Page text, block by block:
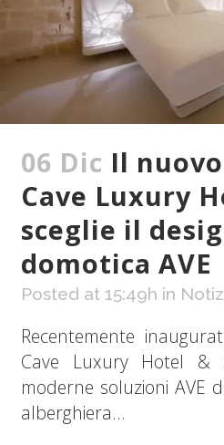
06 Dic Il
Cave Luxury
sceglie il
domotica AVE
Posted at 15:49h in
Recentemente
Cave Luxury Hotel &
moderne soluzioni AVE
alberghiera...